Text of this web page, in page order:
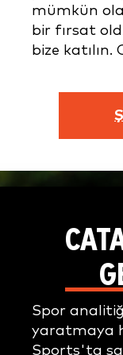
mümkün
bir fırsat
bize
Spor
yaratmaya
Sports'ta